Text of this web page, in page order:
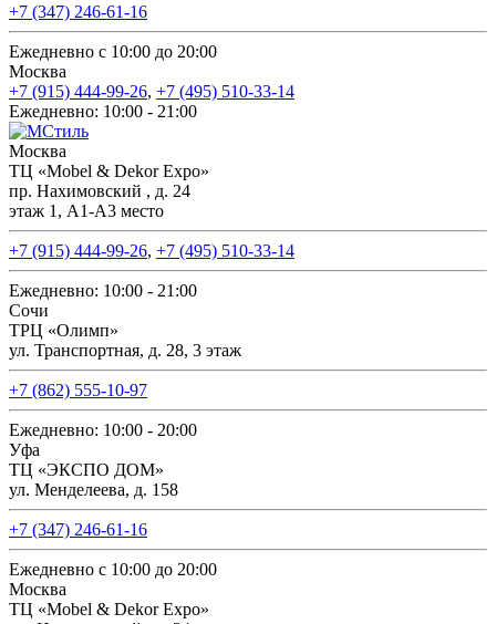
+7 (347) 246-61-16
Ежедневно с 10:00 до 20:00
Москва
+7 (915) 444-99-26, +7 (495) 510-33-14
Ежедневно: 10:00 - 21:00
Москва
ТЦ «Mobel & Dekor Expo»
пр. Нахимовский , д. 24
этаж 1, А1-А3 место
+7 (915) 444-99-26, +7 (495) 510-33-14
Ежедневно: 10:00 - 21:00
Сочи
ТРЦ «Олимп»
ул. Транспортная, д. 28, 3 этаж
+7 (862) 555-10-97
Ежедневно: 10:00 - 20:00
Уфа
ТЦ «ЭКСПО ДОМ»
ул. Менделеева, д. 158
+7 (347) 246-61-16
Ежедневно с 10:00 до 20:00
Москва
ТЦ «Mobel & Dekor Expo»